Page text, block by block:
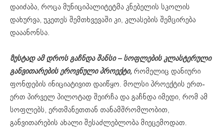
დაიძაბა, როცა მუნიციპალიტეტმა კნებელის სკოლის
დახურვა, უკეთეს შემთხვევაში კი, კლასების შემცირება
დააანონსა.
ზუსტად ამ დროს გაჩნდა შანსი–სოფლების კლასტერული
განვითარების ეროვნული პროექტი,რომელიც დანიური
ფონდების ინიციატივით დაიწყო. მოლსი პროექტის ერთ-
ერთ პირველ პილოტად შეირჩა და გაჩნდა იმედი, რომ ამ
სოფლებს, ერთმანეთთან თანამშრომლობით,
განვითარების ახალი შესაძლებლობა მიეცემოდათ.